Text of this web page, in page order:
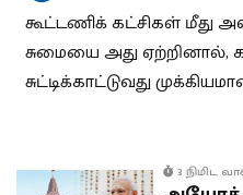
கூட்டணிக் கட்சிகள் மீது
சுமையை அது ஏற்றினால்,
சுட்டிக்காட்டுவது
3 நிமிட